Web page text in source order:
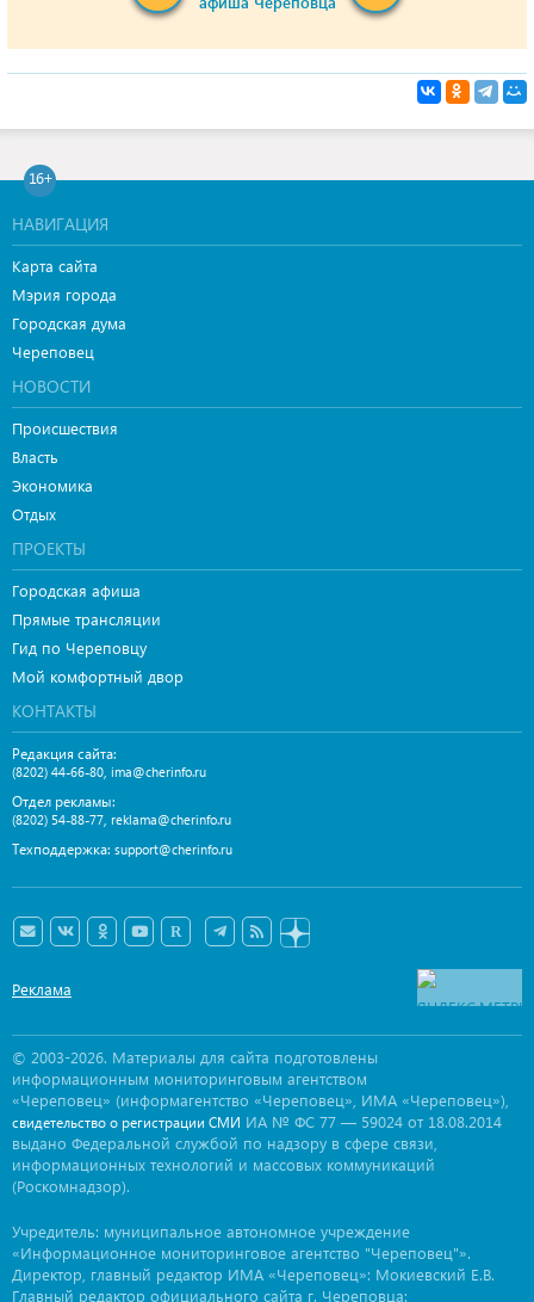
16+
НАВИГАЦИЯ
Карта сайта
Мэрия города
Городская дума
Череповец
НОВОСТИ
Происшествия
Власть
Экономика
Отдых
ПРОЕКТЫ
Городская афиша
Прямые трансляции
Гид по Череповцу
Мой комфортный двор
КОНТАКТЫ
Редакция сайта:
(8202) 44-66-80, ima@cherinfo.ru
Отдел рекламы:
(8202) 54-88-77, reklama@cherinfo.ru
Техподдержка: support@cherinfo.ru
Реклама
© 2003-2026. Материалы для сайта подготовлены
информационным мониторинговым агентством
«Череповец» (информагентство «Череповец», ИМА «Череповец»),
свидетельство о регистрации СМИ ИА № ФС 77 — 59024 от 18.08.2014
выдано Федеральной службой по надзору в сфере связи,
информационных технологий и массовых коммуникаций
(Роскомнадзор).
Учредитель: муниципальное автономное учреждение
«Информационное мониторинговое агентство "Череповец"».
Директор, главный редактор ИМА «Череповец»: Мокиевский Е.В.
Главный редактор официального сайта г. Череповца: